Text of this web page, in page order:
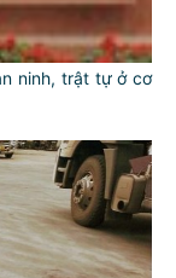
ninh, trật tự ở cơ